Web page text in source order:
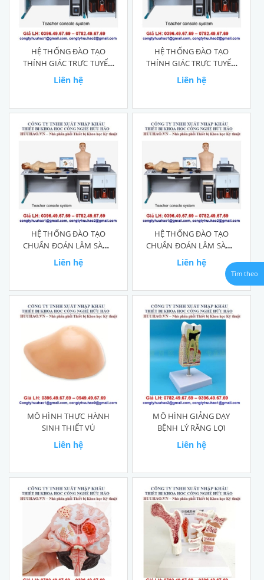
HỆ THỐNG ĐÀO TẠO
THÍNH GIÁC TRỰC TUYẾN
GD/TCZ9900C
Liên hệ
HỆ THỐNG ĐÀO TẠO
THÍNH GIÁC TRỰC TUYẾN
GD/TCZ9900D
Liên hệ
HỆ THỐNG ĐÀO TẠO
CHUẨN ĐOÁN LÂM SÀNG
TRỰC TUYẾN
GD/TCZ9900B
Liên hệ
HỆ THỐNG ĐÀO TẠO
CHUẨN ĐOÁN LÂM SÀNG
TRỰC TUYẾN
GD/TCZ9900A
Liên hệ
MÔ HÌNH THỰC HÀNH
SINH THIẾT VÚ
Liên hệ
MÔ HÌNH GIẢNG DẠY
BỆNH LÝ RĂNG LỢI
Liên hệ
Tìm theo